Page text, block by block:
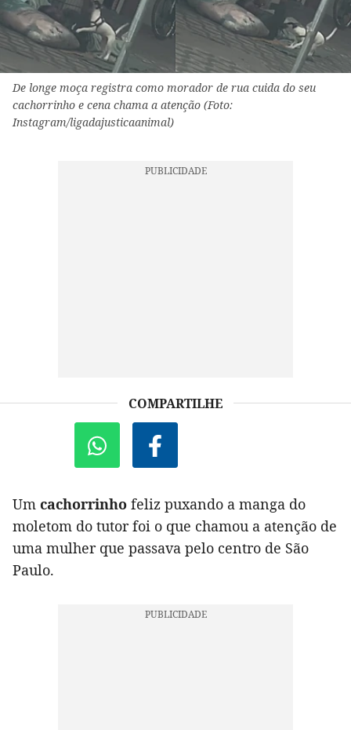
De longe moça registra como morador de rua cuida do seu
cachorrinho e cena chama a atenção (Foto:
Instagram/ligadajusticaanimal)
COMPARTILHE
Um cachorrinho feliz puxando a manga do
moletom do tutor foi o que chamou a atenção de
uma mulher que passava pelo centro de São
Paulo.